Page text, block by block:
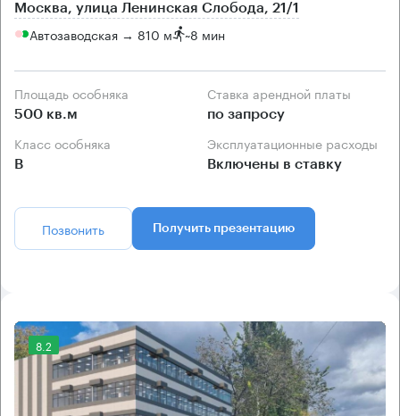
Москва, улица Ленинская Слобода, 21/1
Автозаводская → 810 м ~8 мин
Площадь особняка
500 кв.м
Ставка арендной платы
по запросу
Класс особняка
B
Эксплуатационные расходы
Включены в ставку
Позвонить Получить презентацию
8.2